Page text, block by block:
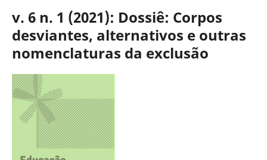
v. 6 n. 1 (2021): Dossiê: Corpos
desviantes, alternativos e outras
nomenclaturas da exclusão